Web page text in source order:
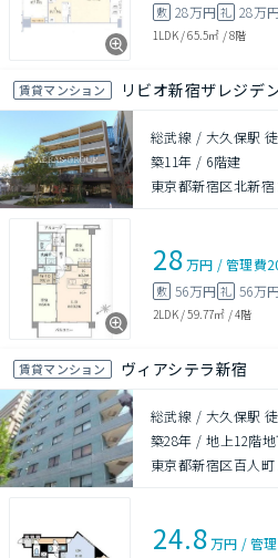
敷 28万円 礼 28万
1LDK/65.5㎡ /8階
賃貸マンション リビオ新宿ザレジデ
総武線 / 大久保駅
築11年 / 6階建
東京都新宿区北新宿
28万円 /管理費
敷 56万円 礼 56万
2LDK/59.77㎡ /4階
賃貸マンション ヴィアシテラ新宿
総武線 / 大久保駅
築28年 /地上12階
東京都新宿区百人町
24.8万円 /管